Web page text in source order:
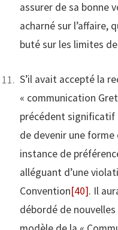
assurer de sa bonne
acharné sur l’affaire,
buté sur les limites
S’il avait accepté la
« communication
précédent significatif
de devenir une forme
instance de
alléguant d’une
Convention[40]. Il
débordé de